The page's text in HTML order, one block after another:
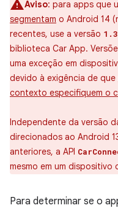
Aviso: para apps que
segmentam o Android 14
recentes, use a versão
biblioteca Car App.
uma exceção em
devido à exigência de que
contexto especifiquem o
Independente da versão
direcionados ao Android
anteriores, a API
mesmo em um dispositivo
Para determinar se o